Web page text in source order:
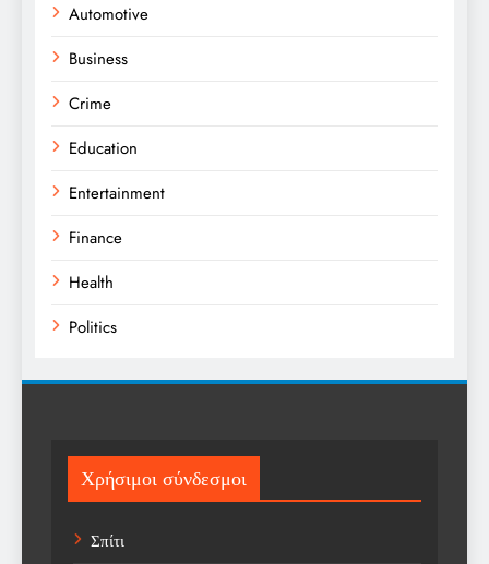
Automotive
Business
Crime
Education
Entertainment
Finance
Health
Politics
Sport
Sports
Technology
Χρήσιμοι σύνδεσμοι
Σπίτι